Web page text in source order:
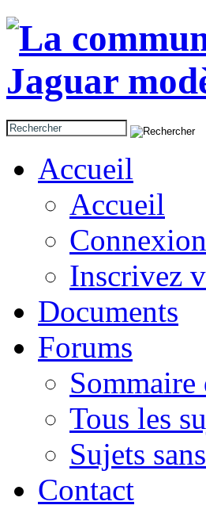
Accueil
Accueil
Connexion
Inscrivez
Documents
Forums
Sommaire
Tous les
Sujets
Contact